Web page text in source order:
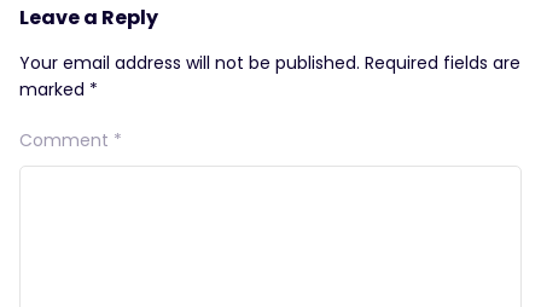
Leave a Reply
Your email address will not be published. Required fields are
marked *
Comment *